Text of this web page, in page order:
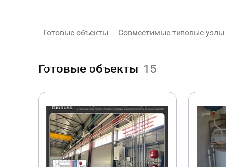
Готовые объекты Совместимые типовые узлы
Готовые объекты 15